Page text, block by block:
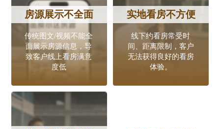
房源展示不全面
传统图文/视频不能全
面展示房源信息，导
致客户线上看房满意
度低
实地看房不方便
线下约看房常受时
间、距离限制，客户
无法获得良好的看房
体验。